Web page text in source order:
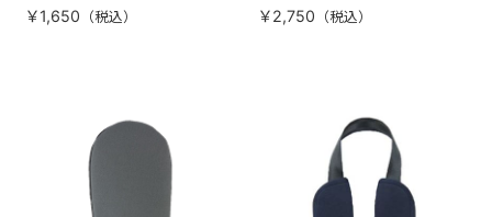
手側となります）
￥1,650
手側となります）
￥2,750